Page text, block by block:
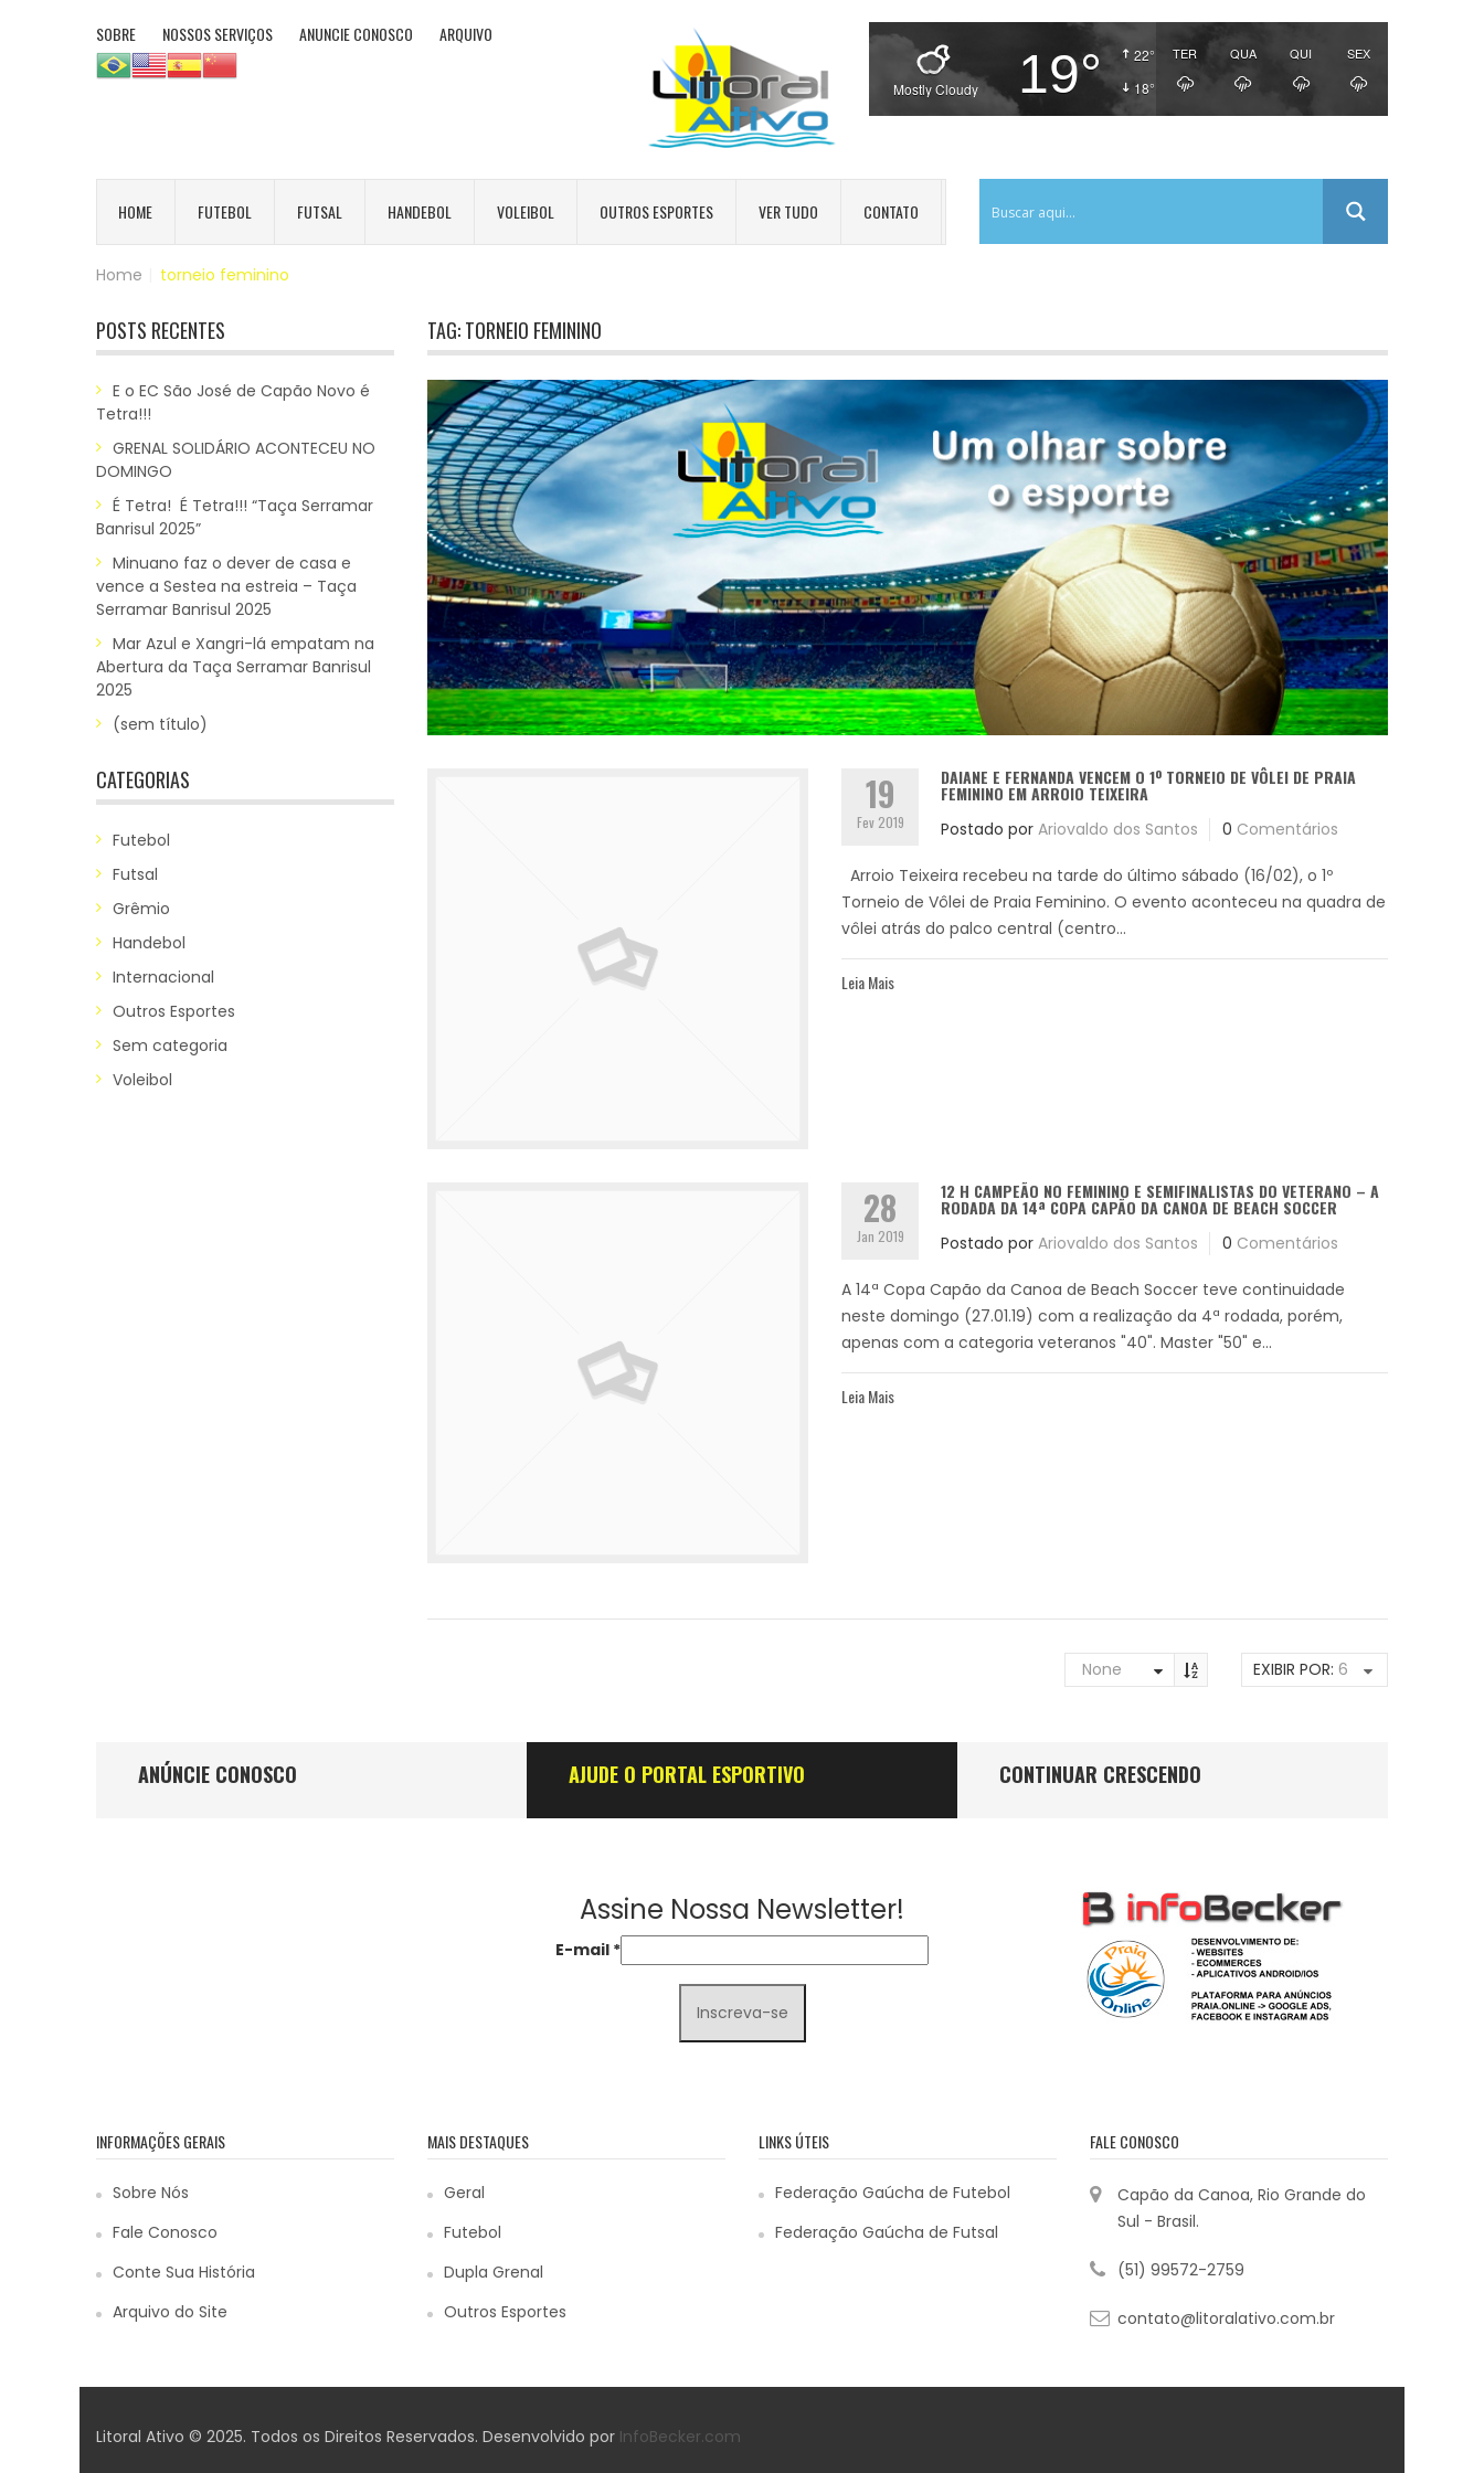
SOBRE NOSSOS SERVIÇOS ANUNCIE CONOSCO ARQUIVO
22°
18°
Mostly Cloudy 19° TER QUA QUI SEX
HOME FUTEBOL FUTSAL HANDEBOL VOLEIBOL OUTROS ESPORTES VER TUDO CONTATO
Home torneio feminino
POSTS RECENTES
E o EC São José de Capão Novo é
Tetra!!!
GRENAL SOLIDÁRIO ACONTECEU NO
DOMINGO
É Tetra! É Tetra!!! “Taça Serramar
Banrisul 2025”
Minuano faz o dever de casa e
vence a Sestea na estreia – Taça
Serramar Banrisul 2025
Mar Azul e Xangri-lá empatam na
Abertura da Taça Serramar Banrisul
2025
(sem título)
CATEGORIAS
Futebol
Futsal
Grêmio
Handebol
Internacional
Outros Esportes
Sem categoria
Voleibol
TAG:TORNEIO FEMININO
19
Fev 2019
DAIANE E FERNANDA VENCEM O 1º TORNEIO DE VÔLEI DE PRAIA
FEMININO EM ARROIO TEIXEIRA
Postado por Ariovaldo dos Santos 0 Comentários
Arroio Teixeira recebeu na tarde do último sábado (16/02), o 1º
Torneio de Vôlei de Praia Feminino. O evento aconteceu na quadra de
vôlei atrás do palco central (centro...
Leia Mais
28
Jan 2019
12 H CAMPEÃO NO FEMININO E SEMIFINALISTAS DO VETERANO – A
RODADA DA 14ª COPA CAPÃO DA CANOA DE BEACH SOCCER
Postado por Ariovaldo dos Santos 0 Comentários
A 14ª Copa Capão da Canoa de Beach Soccer teve continuidade
neste domingo (27.01.19) com a realização da 4ª rodada, porém,
apenas com a categoria veteranos "40". Master "50" e...
Leia Mais
None EXIBIR POR: 6
ANÚNCIE CONOSCO AJUDE O PORTAL ESPORTIVO CONTINUAR CRESCENDO
Assine Nossa Newsletter!
E-mail *
INFORMAÇÕES GERAIS
Sobre Nós
Fale Conosco
Conte Sua História
Arquivo do Site
MAIS DESTAQUES
Geral
Futebol
Dupla Grenal
Outros Esportes
LINKS ÚTEIS
Federação Gaúcha de Futebol
Federação Gaúcha de Futsal
FALE CONOSCO
Capão da Canoa, Rio Grande do
Sul - Brasil.
(51) 99572-2759
contato@litoralativo.com.br
Litoral Ativo © 2025. Todos os Direitos Reservados. Desenvolvido por InfoBecker.com